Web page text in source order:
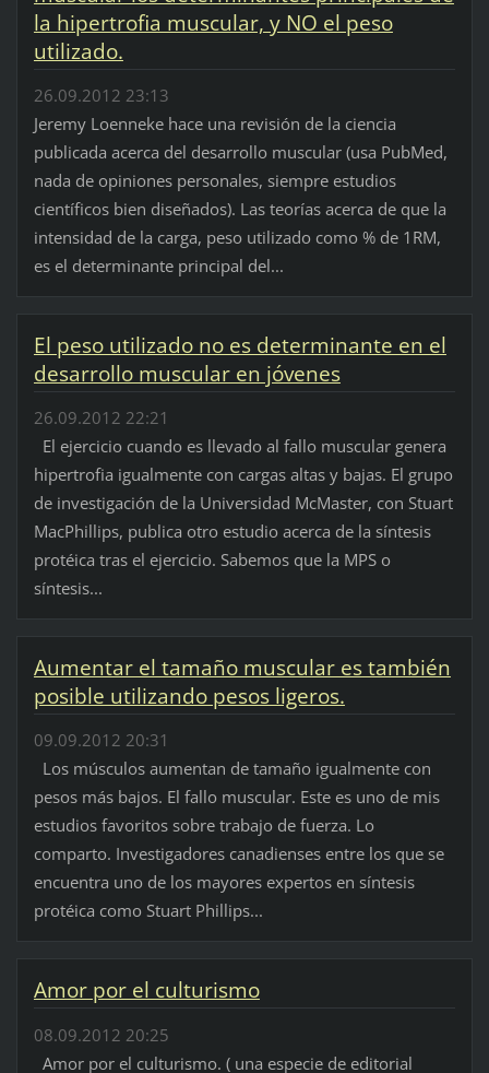
la hipertrofia muscular, y NO el peso
utilizado.
26.09.2012 23:13
Jeremy Loenneke hace una revisión de la ciencia
publicada acerca del desarrollo muscular (usa PubMed,
nada de opiniones personales, siempre estudios
científicos bien diseñados). Las teorías acerca de que la
intensidad de la carga, peso utilizado como % de 1RM,
es el determinante principal del...
El peso utilizado no es determinante en el
desarrollo muscular en jóvenes
26.09.2012 22:21
El ejercicio cuando es llevado al fallo muscular genera
hipertrofia igualmente con cargas altas y bajas. El grupo
de investigación de la Universidad McMaster, con Stuart
MacPhillips, publica otro estudio acerca de la síntesis
protéica tras el ejercicio. Sabemos que la MPS o
síntesis...
Aumentar el tamaño muscular es también
posible utilizando pesos ligeros.
09.09.2012 20:31
Los músculos aumentan de tamaño igualmente con
pesos más bajos. El fallo muscular. Este es uno de mis
estudios favoritos sobre trabajo de fuerza. Lo
comparto. Investigadores canadienses entre los que se
encuentra uno de los mayores expertos en síntesis
protéica como Stuart Phillips...
Amor por el culturismo
08.09.2012 20:25
Amor por el culturismo. ( una especie de editorial